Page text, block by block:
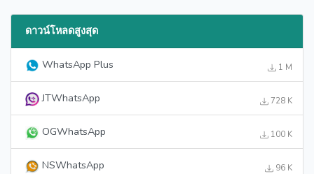
ดาวน์โหลดสูงสุด
WhatsApp Plus 1 M
JTWhatsApp 728 K
OGWhatsApp 100 K
NSWhatsApp 96 K